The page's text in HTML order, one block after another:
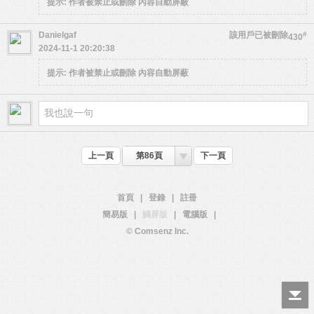
提示: 作者被禁止或刪除 內容自動屏蔽
430#
Danielgaf
該用戶已被刪除
2024-11-1 20:20:38
提示: 作者被禁止或刪除 內容自動屏蔽
上一頁 第86頁 下一頁
首頁 登錄
註冊
簡易版
觸屏版 電腦版
© Comsenz Inc.